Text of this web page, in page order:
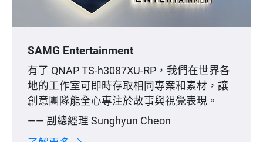
SAMG Entertainment
有了 QNAP TS-h3087XU-RP，我們在世界各
地的工作室可即時存取相同專案和素材，讓
創意團隊能全心專注於故事與視覺表現。
—— 副總經理 Sunghyun Cheon